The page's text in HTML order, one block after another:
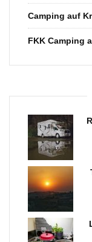
Camping auf
FKK Camping